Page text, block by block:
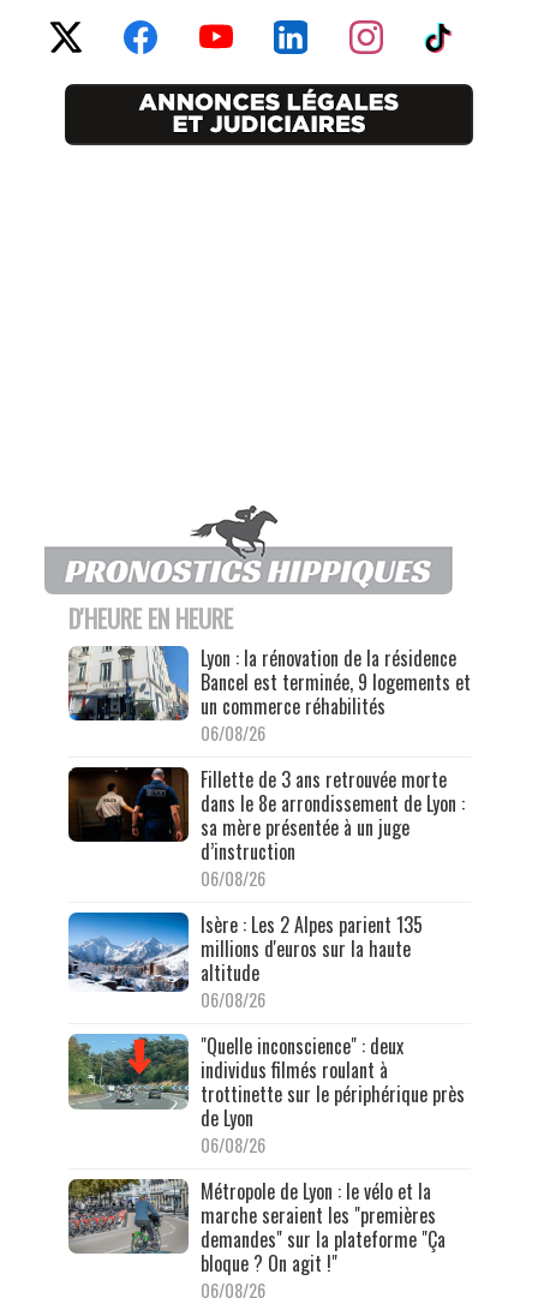
D'HEURE EN HEURE
Lyon : la rénovation de la résidence
Bancel est terminée, 9 logements et
un commerce réhabilités
06/08/26
Fillette de 3 ans retrouvée morte
dans le 8e arrondissement de Lyon :
sa mère présentée à un juge
d’instruction
06/08/26
Isère : Les 2 Alpes parient 135
millions d'euros sur la haute
altitude
06/08/26
"Quelle inconscience" : deux
individus filmés roulant à
trottinette sur le périphérique près
de Lyon
06/08/26
Métropole de Lyon : le vélo et la
marche seraient les "premières
demandes" sur la plateforme "Ça
bloque ? On agit !"
06/08/26